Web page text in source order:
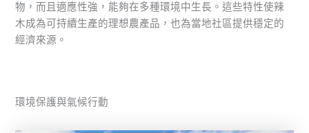
物，而且適應性強，能夠在多種環境中生長。這些特性使辣
木成為可持續生產的理想農產品，也為當地社區提供穩定的
經濟來源。
環境保護與氣候行動